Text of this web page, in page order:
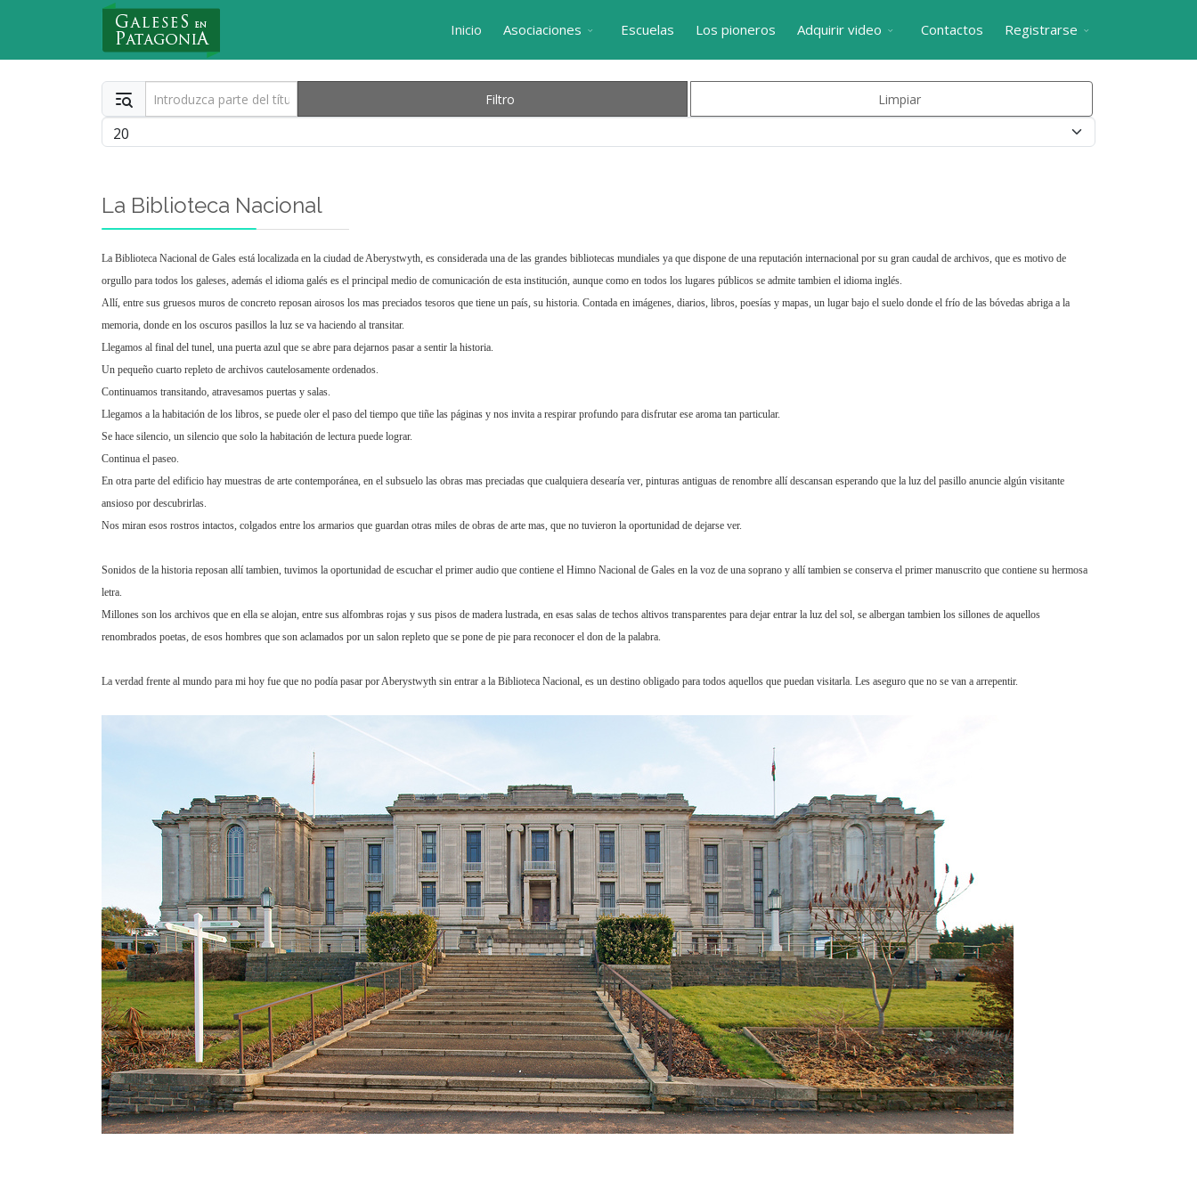
Inicio Asociaciones Escuelas Los pioneros Adquirir video Contactos Registrarse
Nuevo Usuario
Introduzca parte del título Filtro Limpiar
Cantidad
La Biblioteca Nacional
La Biblioteca Nacional de Gales está localizada en la ciudad de Aberystwyth, es considerada una de las grandes bibliotecas mundiales ya que dispone de una reputación internacional por su gran caudal de archivos, que es motivo de
orgullo para todos los galeses, además el idioma galés es el principal medio de comunicación de esta institución, aunque como en todos los lugares públicos se admite tambien el idioma inglés.
Allí, entre sus gruesos muros de concreto reposan airosos los mas preciados tesoros que tiene un país, su historia. Contada en imágenes, diarios, libros, poesías y mapas, un lugar bajo el suelo donde el frío de las bóvedas abriga a la
memoria, donde en los oscuros pasillos la luz se va haciendo al transitar.
Llegamos al final del tunel, una puerta azul que se abre para dejarnos pasar a sentir la historia.
Un pequeño cuarto repleto de archivos cautelosamente ordenados.
Continuamos transitando, atravesamos puertas y salas.
Llegamos a la habitación de los libros, se puede oler el paso del tiempo que tiñe las páginas y nos invita a respirar profundo para disfrutar ese aroma tan particular.
Se hace silencio, un silencio que solo la habitación de lectura puede lograr.
Continua el paseo.
En otra parte del edificio hay muestras de arte contemporánea, en el subsuelo las obras mas preciadas que cualquiera desearía ver, pinturas antiguas de renombre allí descansan esperando que la luz del pasillo anuncie algún visitante
ansioso por descubrirlas.
Nos miran esos rostros intactos, colgados entre los armarios que guardan otras miles de obras de arte mas, que no tuvieron la oportunidad de dejarse ver.
Sonidos de la historia reposan allí tambien, tuvimos la oportunidad de escuchar el primer audio que contiene el Himno Nacional de Gales en la voz de una soprano y allí tambien se conserva el primer manuscrito que contiene su hermosa
letra.
Millones son los archivos que en ella se alojan, entre sus alfombras rojas y sus pisos de madera lustrada, en esas salas de techos altivos transparentes para dejar entrar la luz del sol, se albergan tambien los sillones de aquellos
renombrados poetas, de esos hombres que son aclamados por un salon repleto que se pone de pie para reconocer el don de la palabra.
La verdad frente al mundo para mi hoy fue que no podía pasar por Aberystwyth sin entrar a la Biblioteca Nacional, es un destino obligado para todos aquellos que puedan visitarla. Les aseguro que no se van a arrepentir.